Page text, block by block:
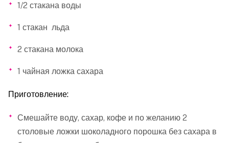
1/2 стакана воды
1 стакан льда
2 стакана молока
1 чайная ложка сахара
Приготовление:
Смешайте воду, сахар, кофе и по желанию 2
столовые ложки шоколадного порошка без сахара в